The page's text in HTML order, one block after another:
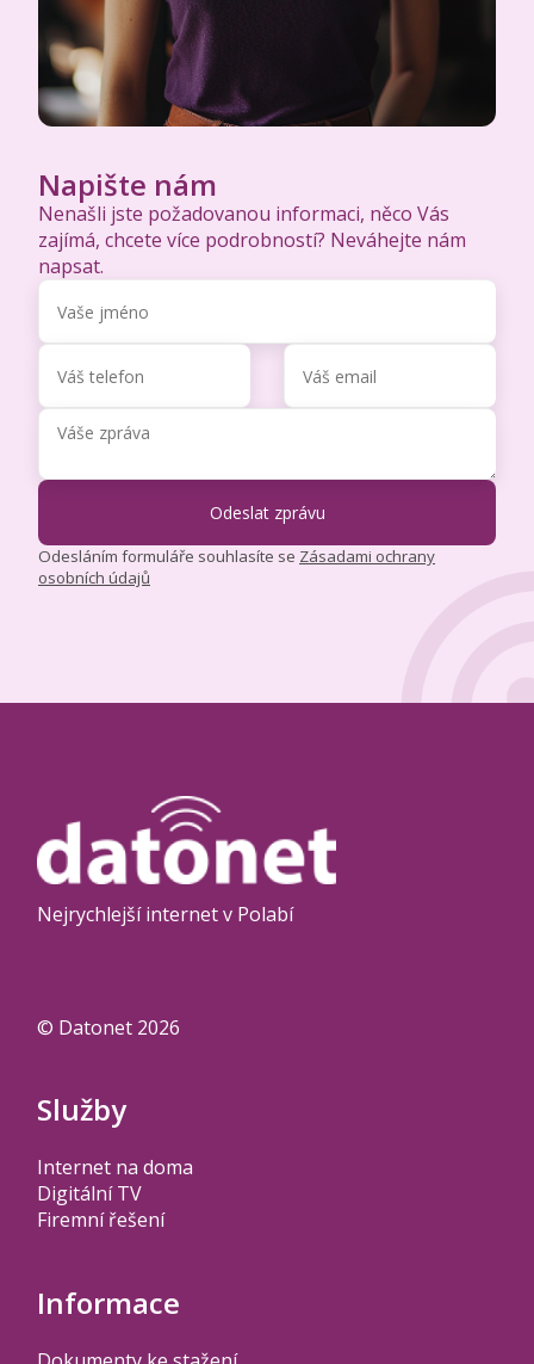
Napište nám
Nenašli jste požadovanou informaci, něco Vás
zajímá, chcete více podrobností? Neváhejte nám
napsat.
Odesláním formuláře souhlasíte se Zásadami ochrany
osobních údajů
Nejrychlejší internet v Polabí
© Datonet 2026
Služby
Internet na doma
Digitální TV
Firemní řešení
Informace